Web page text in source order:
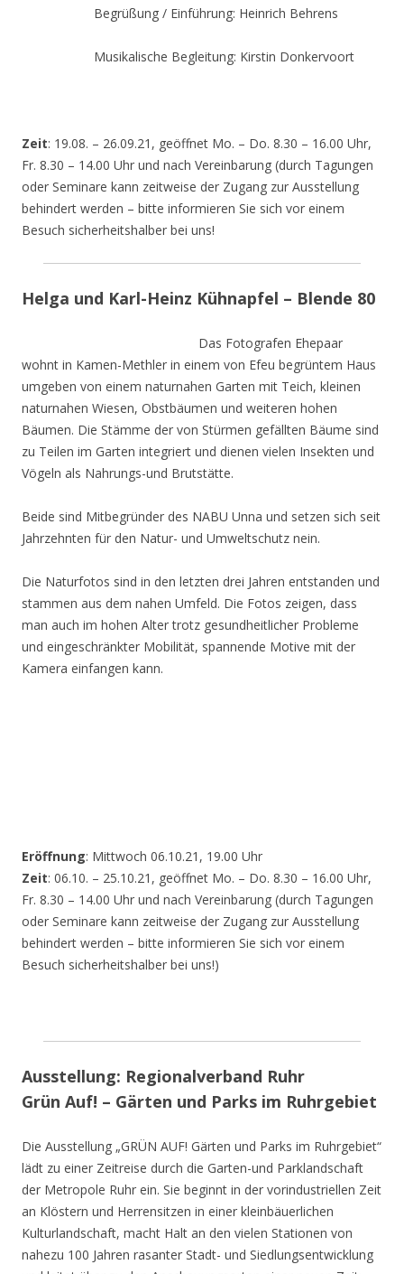
Begrüßung / Einführung: Heinrich Behrens
Musikalische Begleitung: Kirstin Donkervoort
Zeit: 19.08. – 26.09.21, geöffnet Mo. – Do. 8.30 – 16.00 Uhr,
Fr. 8.30 – 14.00 Uhr und nach Vereinbarung (durch Tagungen
oder Seminare kann zeitweise der Zugang zur Ausstellung
behindert werden – bitte informieren Sie sich vor einem
Besuch sicherheitshalber bei uns!
Helga und Karl-Heinz Kühnapfel – Blende 80
Das Fotografen Ehepaar
wohnt in Kamen-Methler in einem von Efeu begrüntem Haus
umgeben von einem naturnahen Garten mit Teich, kleinen
naturnahen Wiesen, Obstbäumen und weiteren hohen
Bäumen. Die Stämme der von Stürmen gefällten Bäume sind
zu Teilen im Garten integriert und dienen vielen Insekten und
Vögeln als Nahrungs-und Brutstätte.
Beide sind Mitbegründer des NABU Unna und setzen sich seit
Jahrzehnten für den Natur- und Umweltschutz nein.
Die Naturfotos sind in den letzten drei Jahren entstanden und
stammen aus dem nahen Umfeld. Die Fotos zeigen, dass
man auch im hohen Alter trotz gesundheitlicher Probleme
und eingeschränkter Mobilität, spannende Motive mit der
Kamera einfangen kann.
Eröffnung: Mittwoch 06.10.21, 19.00 Uhr
Zeit: 06.10. – 25.10.21, geöffnet Mo. – Do. 8.30 – 16.00 Uhr,
Fr. 8.30 – 14.00 Uhr und nach Vereinbarung (durch Tagungen
oder Seminare kann zeitweise der Zugang zur Ausstellung
behindert werden – bitte informieren Sie sich vor einem
Besuch sicherheitshalber bei uns!)
Ausstellung: Regionalverband Ruhr
Grün Auf! – Gärten und Parks im Ruhrgebiet
Die Ausstellung „GRÜN AUF! Gärten und Parks im Ruhrgebiet“
lädt zu einer Zeitreise durch die Garten-und Parklandschaft
der Metropole Ruhr ein. Sie beginnt in der vorindustriellen Zeit
an Klöstern und Herrensitzen in einer kleinbäuerlichen
Kulturlandschaft, macht Halt an den vielen Stationen von
nahezu 100 Jahren rasanter Stadt- und Siedlungsentwicklung